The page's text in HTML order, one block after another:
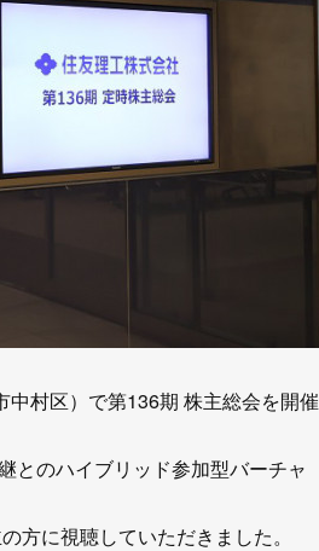
村区）で第136期 株主総会を開催
とのハイブリッド参加型バーチャ
方に視聴していただきました。